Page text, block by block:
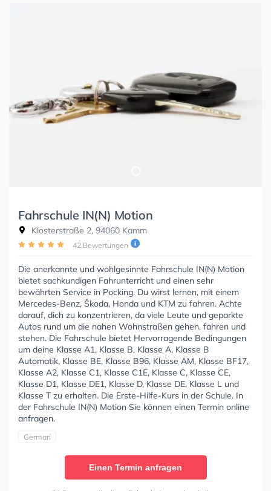
Fahrschule IN(N) Motion
Klosterstraße 2, 94060 Kamm
42 Bewertungen
Die anerkannte und wohlgesinnte Fahrschule IN(N) Motion
bietet sachkundigen Fahrunterricht und einen sehr
bewährten Service in Pocking. Du wirst lernen, mit einem
Mercedes-Benz, Škoda, Honda und KTM zu fahren. Achte
darauf, dich zu konzentrieren, da viele Leute und geparkte
Autos rund um die nahen Wohnstraßen gehen, fahren und
stehen. Die Fahrschule bietet Hervorragende Bedingungen
um deine Klasse A1, Klasse B, Klasse A, Klasse B
Automatik, Klasse BE, Klasse B96, Klasse AM, Klasse BF17,
Klasse A2, Klasse C1, Klasse C1E, Klasse C, Klasse CE,
Klasse D1, Klasse DE1, Klasse D, Klasse DE, Klasse L und
Klasse T zu erhalten. Die Erste-Hilfe-Kurs in der Schule. In
der Fahrschule IN(N) Motion Sie können einen Termin online
anfragen.
German
Einen Termin anfragen